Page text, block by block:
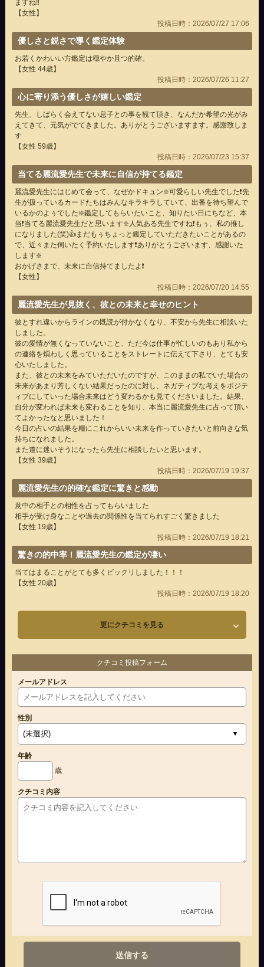
ますね‼️
【女性】
投稿日時：2026/07/27 17:06
優しさと鋭さで導く鑑定体験
お若くかわいい方鑑定は穏やか且つ的確。
【女性 44歳】
投稿日時：2026/07/26 11:27
心に寄り添う優しさが嬉しい鑑定
先生、しばらく会えてない息子との事を観て頂き、なんだか希望の光がみ
えてきて、元気がでてきました。ありがとうございますます。感謝致しま
す
【女性 59歳】
投稿日時：2026/07/23 15:37
当てる麗流愛先生で未来に自信が持てる鑑定
麗流愛先生にはじめて会って、なぜかドキュン❇️可愛らしい先生でした❗先
生が扱っているカードたちはみんなキラキラしていて、出番を待ち望んで
いるかのよぅでした❇️鑑定してもらいたいこと、知りたい日にちなど、本
当❗当てる麗流愛先生だと思います❇️人気ある先生ですね❗もぅ、私の推し
になりました(笑)👍まだもぅちょっと鑑定していただきたいことがあるの
で、近々また伺いたく予約いたします❗ありがとうございます、感謝いた
します❇️
おかげさまで、未来に自信持てましたよ❗
【女性】
投稿日時：2026/07/20 14:55
麗流愛先生が見抜く、彼との未来と幸せのヒント
彼とすれ違いからラインの既読が付かなくなり、不安から先生に相談いた
しました。
彼の愛情が無くなっていないこと、ただ今は仕事が忙しいのもあり私から
の連絡を煩わしく思っていることをストレートに伝えて下さり、とても安
心いたしました。
また、彼との未来をみていただいたのですが、このままの私でいた場合の
未来があまり芳しくない結果だったのに対し、ネガティブな考えをポジテ
ィブにしていった場合未来はどう変わるかも見てくださいました。結果、
自分が変われば未来も変わることを知り、本当に麗流愛先生に占って頂い
てよかったなと思いました！
今日の占いの結果を糧にこれからいい未来を作っていきたいと前向きな気
持ちになれました。
また道に迷いそうになったら先生に相談したいと思います。
【女性 39歳】
投稿日時：2026/07/19 19:37
麗流愛先生の的確な鑑定に驚きと感動
意中の相手との相性を占ってもらいました
相手が受け身なことや過去の関係性を当てられすごく驚きました
【女性 19歳】
投稿日時：2026/07/19 18:21
驚きの的中率！麗流愛先生の鑑定が凄い
当てはまることがとても多くビックリしました！！！
【女性 20歳】
投稿日時：2026/07/19 18:20
更にクチコミを見る
クチコミ投稿フォーム
メールアドレス
性別
年齢
歳
クチコミ内容
送信する